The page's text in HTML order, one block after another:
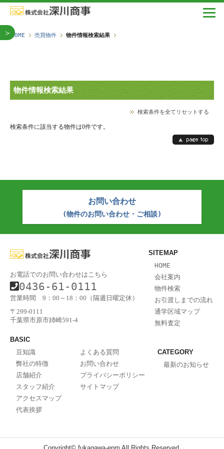
HOME 売買物件 物件情報検索結果
＞
物件情報検索結果
検索条件を全てリセットする
検索条件に該当する物件は0件です。
お問い合わせ
(物件のお問い合わせ・ご相談)
お電話でのお問い合わせはこちら
0436-61-0111
営業時間 9：00～18：00（隔週日曜定休）
〒299-0111
千葉県市原市姉崎591-4
SITEMAP
HOME
会社案内
物件検索
お引渡しまでの流れ
通学区域マップ
無料査定
BASIC
豆知識
弊社の特徴
店舗紹介
スタッフ紹介
アクセスマップ
代表挨拶
よくある質問
お問い合わせ
プライバシーポリシー
サイトマップ
CATEGORY
最新のお知らせ